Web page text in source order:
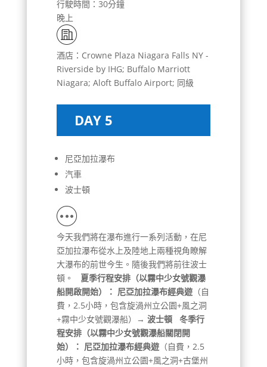
行駛時間：30分鐘
晚上
酒店：Crowne Plaza Niagara Falls NY -
Riverside by IHG; Buffalo Marriott
Niagara; Aloft Buffalo Airport; 同級
DAY 5
尼亞加拉瀑布
汽車
波士頓
今天我們將在瀑布進行一系列活動，在尼
亞加拉瀑布從水上及陸地上兩種視角瞭解
大瀑布的前世今生。隨後我們將前往波士
頓。 夏季行程安排（以霧中少女號觀瀑
船開啟開始）： 尼亞加拉瀑布經典遊（自
費，2.5小時，包含旋渦州立公園+風之洞
+霧中少女號觀瀑船）→ 波士頓
冬季行
程安排（以霧中少女號觀瀑船關閉開
始）： 尼亞加拉瀑布經典遊（自費，2.5
小時，包含旋渦州立公園+風之洞+古堡州